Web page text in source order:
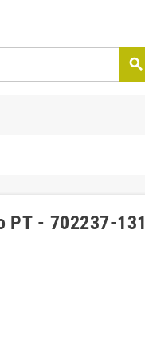
search
PT - 702237-131